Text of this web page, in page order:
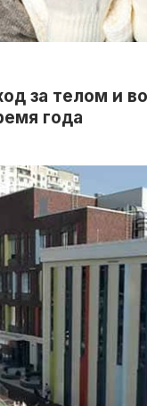
за телом и
года